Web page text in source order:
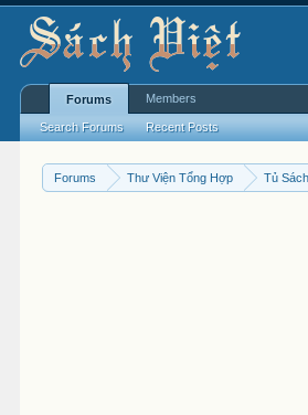
Forums Thư Viện Tổng Hợp Tủ
Forums
Search Forums Recent Posts
Members